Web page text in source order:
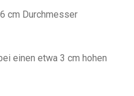
cm Durchmesser
einen etwa 3 cm hohen